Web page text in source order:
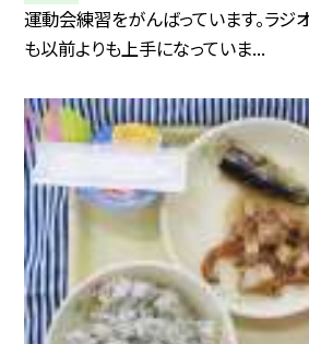
運動会練習をがんばっています。ラ
も以前よりも上手になっていま...